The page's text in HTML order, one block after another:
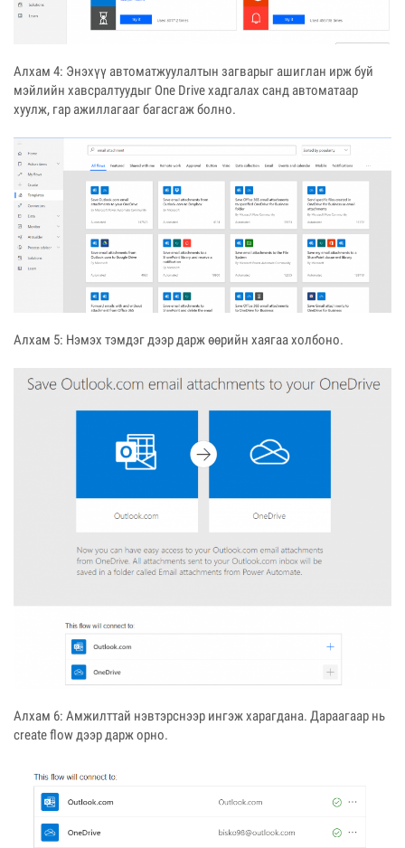
Алхам 4: Энэхүү автоматжуулалтын загварыг ашиглан ирж буй
мэйлийн хавсралтуудыг One Drive хадгалах санд автоматаар
хуулж, гар ажиллагааг багасгаж болно.
Алхам 5: Нэмэх тэмдэг дээр дарж өөрийн хаягаа холбоно.
Алхам 6: Амжилттай нэвтэрснээр ингэж харагдана. Дараагаар нь
create flow дээр дарж орно.